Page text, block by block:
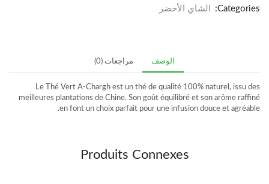
Categories: الشاي الأخضر
الوصف مراجعات (0)
Le Thé Vert A-Chargh est un thé de qualité 100% naturel, issu des
meilleures plantations de Chine. Son goût équilibré et son arôme raffiné
en font un choix parfait pour une infusion douce et agréable.
Produits Connexes